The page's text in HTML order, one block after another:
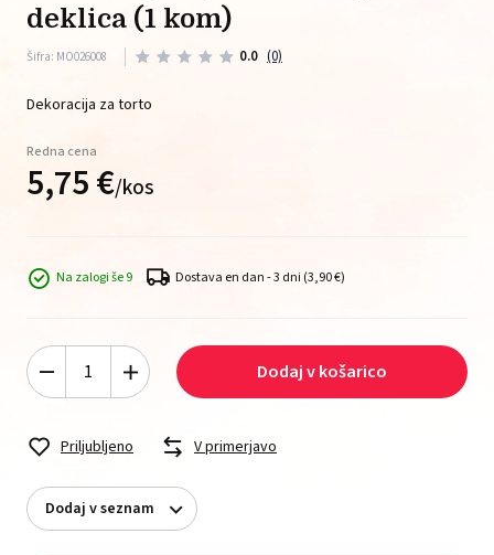
deklica (1 kom)
Šifra: MO026008 0.0 (0)
Dekoracija za torto
Redna cena
5,75€/kos
Na zalogi še 9 Dostava en dan - 3 dni (3,90 €)
Dodaj v košarico
Priljubljeno V primerjavo
Dodaj v seznam